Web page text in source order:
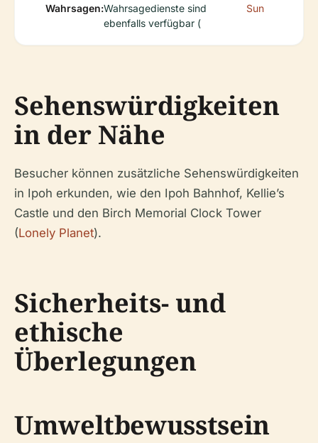
Wahrsagen:Wahrsagedienste sind
ebenfalls verfügbar (
Sun
Sehenswürdigkeiten
in der Nähe
Besucher können zusätzliche Sehenswürdigkeiten
in Ipoh erkunden, wie den Ipoh Bahnhof, Kellie’s
Castle und den Birch Memorial Clock Tower
(Lonely Planet).
Sicherheits- und
ethische
Überlegungen
Umweltbewusstsein